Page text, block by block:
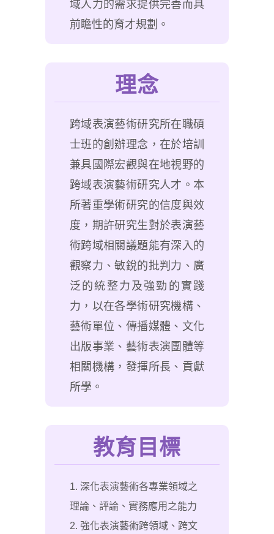
域人力的需求提供完善而具
前瞻性的育才規劃。
理念
跨域表演藝術研究所在職碩
士班的創辦理念，在於培訓
兼具國際宏觀與在地視野的
跨域表演藝術研究人才。本
所著重學術研究的信度與效
度，期許研究生對於表演藝
術跨域相關議題能有深入的
觀察力、敏銳的批判力、廣
泛的統整力及強勁的實踐
力，以在各學術研究機構、
藝術單位、傳播媒體、文化
出版事業、藝術表演團體等
相關機構，發揮所長、貢獻
所學。
教育目標
1. 深化表演藝術各專業領域之
理論、評論、實務應用之能力
2. 強化表演藝術跨領域、跨文